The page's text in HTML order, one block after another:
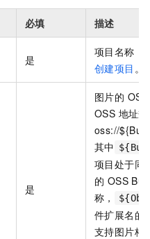
必填 描述
是
项目名称，
创建项目 。
是
图片的
OSS 地址
oss://
其中
项目处于同
的 OSS
称，
件扩展名的
支持图片格